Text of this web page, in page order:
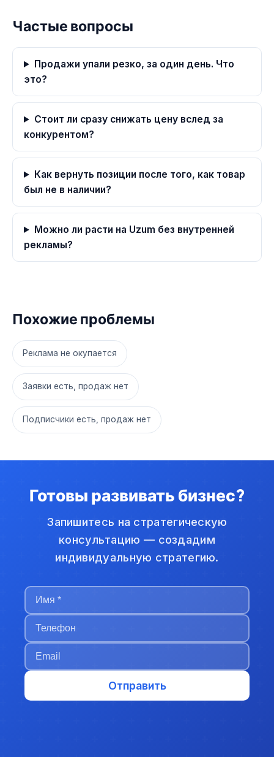
Частые вопросы
Продажи упали резко, за один день. Что
это?
Стоит ли сразу снижать цену вслед за
конкурентом?
Как вернуть позиции после того, как товар
был не в наличии?
Можно ли расти на Uzum без внутренней
рекламы?
Похожие проблемы
Реклама не окупается
Заявки есть, продаж нет
Подписчики есть, продаж нет
Готовы развивать бизнес?
Запишитесь на стратегическую
консультацию — создадим
индивидуальную стратегию.
Отправить